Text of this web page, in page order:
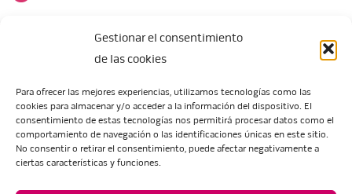
Gestionar el consentimiento
de las cookies
Para ofrecer las mejores experiencias, utilizamos tecnologías como las
cookies para almacenar y/o acceder a la información del dispositivo. El
consentimiento de estas tecnologías nos permitirá procesar datos como el
comportamiento de navegación o las identificaciones únicas en este sitio.
No consentir o retirar el consentimiento, puede afectar negativamente a
ciertas características y funciones.
Escuela de Arte de Zaragoza
María Zambrano, 5
50018 Zaragoza